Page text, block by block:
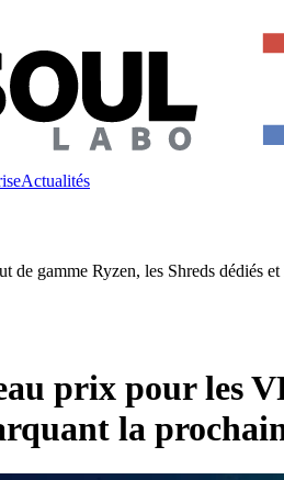
Actualités
gamme Ryzen, les Shreds dédiés
prix pour les
la